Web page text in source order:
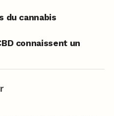
du cannabis
connaissent un